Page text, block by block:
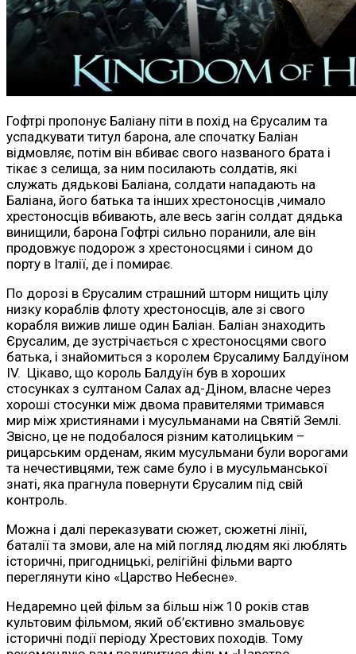
Гофтрі пропонує Баліану піти в похід на Єрусалим та
успадкувати титул барона, але спочатку Баліан
відмовляє, потім він вбиває свого названого брата і
тікає з селища, за ним посилають солдатів, які
служать дядькові Баліана, солдати нападають на
Баліана, його батька та інших хрестоносців ,чимало
хрестоносців вбивають, але весь загін солдат дядька
винищили, барона Гофтрі сильно поранили, але він
продовжує подорож з хрестоносцями і сином до
порту в Італії, де і помирає.
По дорозі в Єрусалим страшний шторм нищить цілу
низку кораблів флоту хрестоносців, але зі свого
корабля вижив лише один Баліан. Баліан знаходить
Єрусалим, де зустрічається с хрестоносцями свого
батька, і знайомиться з королем Єрусалиму Балдуїном
ІV. Цікаво, що король Балдуїн був в хороших
стосунках з султаном Салах ад-Діном, власне через
хороші стосунки між двома правителями тримався
мир між християнами і мусульманами на Святій Землі.
Звісно, це не подобалося різним католицьким –
рицарським орденам, яким мусульмани були ворогами
та нечестивцями, теж саме було і в мусульманської
знаті, яка прагнула повернути Єрусалим під свій
контроль.
Можна і далі переказувати сюжет, сюжетні лінії,
баталії та змови, але на мій погляд людям які люблять
історичні, пригодницькі, релігійні фільми варто
переглянути кіно «Царство Небесне».
Недаремно цей фільм за більш ніж 10 років став
культовим фільмом, який об’єктивно змальовує
історичні події періоду Хрестових походів. Тому